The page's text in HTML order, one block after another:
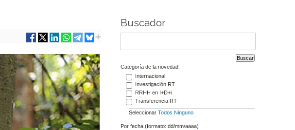
Buscador
Categoría de la novedad:
Internacional
Investigación RT
RRHH en I+D+i
Transferencia RT
Seleccionar Todos Ninguno
Por fecha (formato: dd/mm/aaaa)